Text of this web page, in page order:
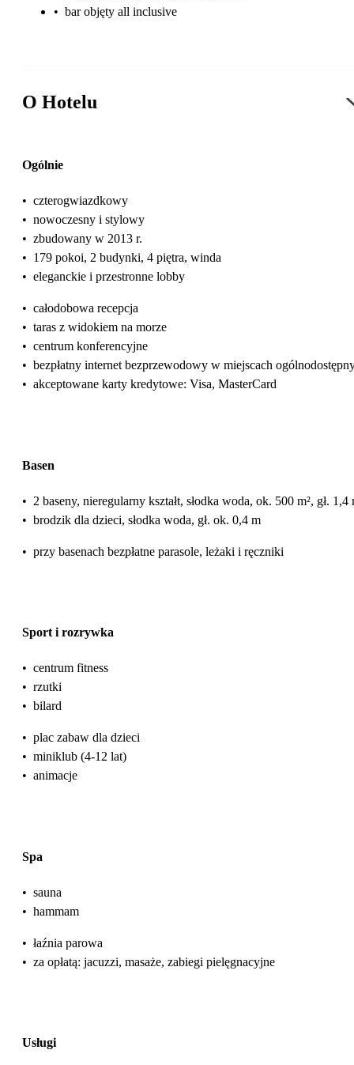
• bar objęty all inclusive
O Hotelu
Ogólnie
• czterogwiazdkowy
• nowoczesny i stylowy
• zbudowany w 2013 r.
• 179 pokoi, 2 budynki, 4 piętra, winda
• eleganckie i przestronne lobby
• całodobowa recepcja
• taras z widokiem na morze
• centrum konferencyjne
• bezpłatny internet bezprzewodowy w miejscach
• akceptowane karty kredytowe: Visa, MasterCard
Basen
• 2 baseny, nieregularny kształt, słodka woda, ok. 500 m², gł. 1,4
• brodzik dla dzieci, słodka woda, gł. ok. 0,4 m
• przy basenach bezpłatne parasole, leżaki i ręczniki
Sport i rozrywka
• centrum fitness
• rzutki
• bilard
• plac zabaw dla dzieci
• miniklub (4-12 lat)
• animacje
Spa
• sauna
• hammam
• łaźnia parowa
• za opłatą: jacuzzi, masaże, zabiegi pielęgnacyjne
Usługi